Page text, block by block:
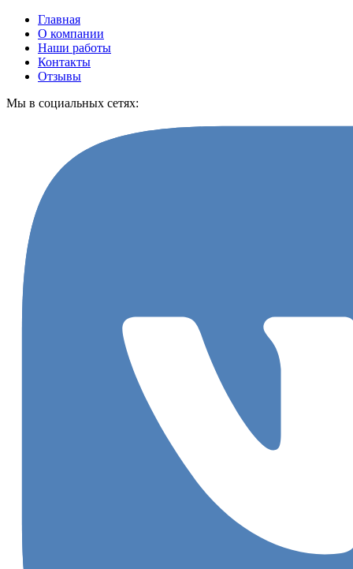
Главная
О компании
Наши работы
Контакты
Отзывы
Мы в социальных сетях: